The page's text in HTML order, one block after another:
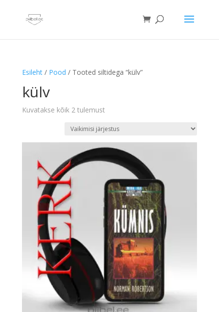
Esileht/ Pood / Tooted siltidega “külv”
külv
Kuvatakse kõik 2 tulemust